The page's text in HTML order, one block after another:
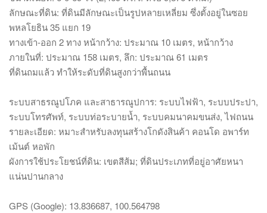
ลักษณะที่ดิน: ที่ดินมีลักษณะเป็นรูปหลายเหลี่ยม ซึ่งตั้งอยู่ในซอย
พหลโยธิน 35 แยก 19
ทางเข้า‑ออก 2 ทาง หน้ากว้าง: ประมาณ 10 เมตร, หน้ากว้าง
ภายในที่: ประมาณ 158 เมตร, ลึก: ประมาณ 61 เมตร
ที่ดินถมแล้ว ทำให้ระดับที่ดินสูงกว่าพื้นถนน
ระบบสาธรณูปโภค และสาธารณูปการ: ระบบไฟฟ้า, ระบบประปา,
ระบบโทรศัพท์, ระบบท่อระบายน้ำ, ระบบคมนาคมขนส่ง, ไฟถนน
รายละเอียด: หมาะสำหรับลงทุนสร้างโกดังสินค้า คอนโด อพาร์ท
เม้นต์ หอพัก
ผังการใช้ประโยชน์ที่ดิน: เขตสีส้ม; ที่ดินประเภทที่อยู่อาศัยหนา
แน่นปานกลาง
GPS (Google): 13.836687, 100.564798